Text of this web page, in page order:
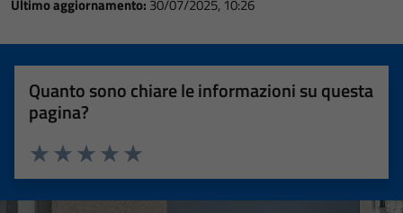
Ultimo aggiornamento: 30/07/2025, 10:26
Quanto sono chiare le informazioni su questa
pagina?
Valuta 5 stelle su 5
Valuta 4 stelle su 5
Valuta 3 stelle su 5
Valuta 2 stelle su 5
Valuta 1 stelle su 5